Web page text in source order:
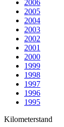
2006
2005
2004
2003
2002
2001
2000
1999
1998
1997
1996
1995
Kilometerstand